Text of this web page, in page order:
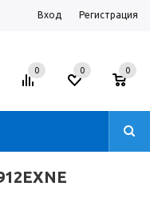
Вход Регистрация
0 0 0